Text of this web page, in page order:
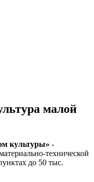
малой
культуры» -
технической
до 50 тыс.